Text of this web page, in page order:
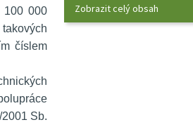
100 000
číslem
Sb.
Zobrazit celý obsah